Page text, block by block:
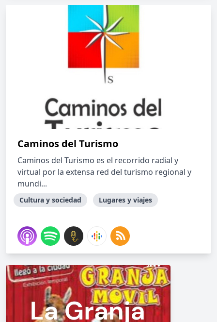
Caminos del Turismo
Caminos del Turismo es el recorrido radial y
virtual por la extensa red del turismo regional y
mundi...
Cultura y sociedad Lugares y viajes